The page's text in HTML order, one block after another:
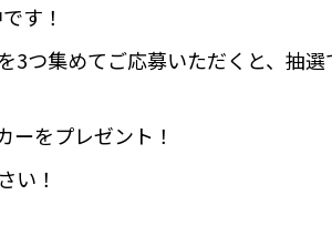
す！
つ集めてご応募いただくと、抽
ーをプレゼント！
い！